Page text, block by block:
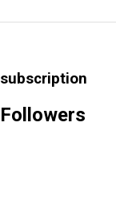
subscription
Followers